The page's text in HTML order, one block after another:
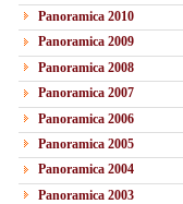
Panoramica 2010
Panoramica 2009
Panoramica 2008
Panoramica 2007
Panoramica 2006
Panoramica 2005
Panoramica 2004
Panoramica 2003